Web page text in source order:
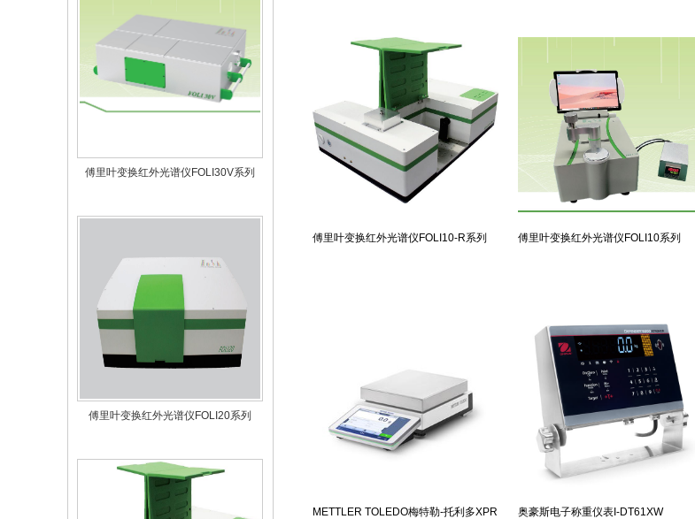
傅里叶变换红外光谱仪FOLI30V系列
傅里叶变换红外光谱仪FOLI20系列
傅里叶变换红外光谱仪FOLI10-R系列 傅里叶变换红外光谱仪FOLI10系列
METTLER TOLEDO梅特勒-托利多XPR
奥豪斯电子称重仪表I-DT61XW